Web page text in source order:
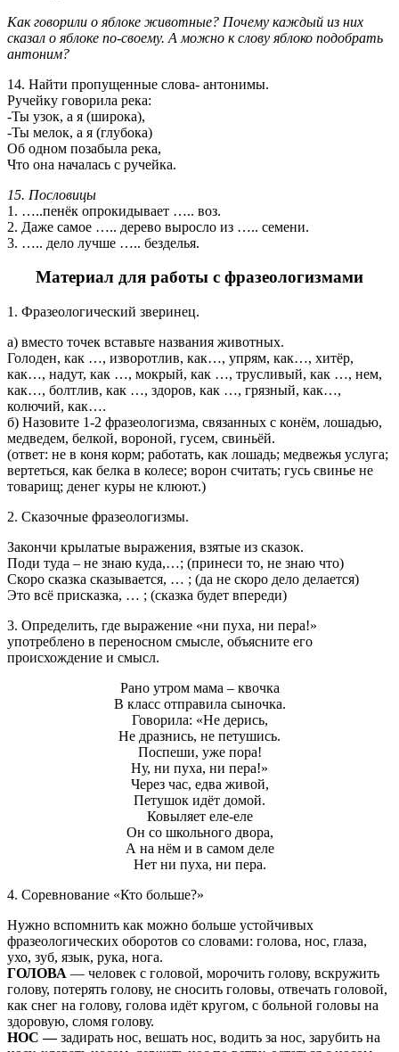
Как говорили о яблоке животные? Почему каждый из них
сказал о яблоке по-своему. А можно к слову яблоко подобрать
антоним?
14. Найти пропущенные слова- антонимы.
Ручейку говорила река:
-Ты узок, а я (широка),
-Ты мелок, а я (глубока)
Об одном позабыла река,
Что она началась с ручейка.
15. Пословицы
1. …..пенёк опрокидывает ….. воз.
2. Даже самое ….. дерево выросло из ….. семени.
3. ….. дело лучше ….. безделья.
Материал для работы с фразеологизмами
1. Фразеологический зверинец.
а) вместо точек вставьте названия животных.
Голоден, как …, изворотлив, как…, упрям, как…, хитёр,
как…, надут, как …, мокрый, как …, трусливый, как …, нем,
как…, болтлив, как …, здоров, как …, грязный, как…,
колючий, как….
б) Назовите 1-2 фразеологизма, связанных с конём, лошадью,
медведем, белкой, вороной, гусем, свиньёй.
(ответ: не в коня корм; работать, как лошадь; медвежья услуга;
вертеться, как белка в колесе; ворон считать; гусь свинье не
товарищ; денег куры не клюют.)
2. Сказочные фразеологизмы.
Закончи крылатые выражения, взятые из сказок.
Поди туда – не знаю куда,…; (принеси то, не знаю что)
Скоро сказка сказывается, … ; (да не скоро дело делается)
Это всё присказка, … ; (сказка будет впереди)
3. Определить, где выражение «ни пуха, ни пера!»
употреблено в переносном смысле, объясните его
происхождение и смысл.
Рано утром мама – квочка
В класс отправила сыночка.
Говорила: «Не дерись,
Не дразнись, не петушись.
Поспеши, уже пора!
Ну, ни пуха, ни пера!»
Через час, едва живой,
Петушок идёт домой.
Ковыляет еле-еле
Он со школьного двора,
А на нём и в самом деле
Нет ни пуха, ни пера.
4. Соревнование «Кто больше?»
Нужно вспомнить как можно больше устойчивых
фразеологических оборотов со словами: голова, нос, глаза,
ухо, зуб, язык, рука, нога.
ГОЛОВА — человек с головой, морочить голову, вскружить
голову, потерять голову, не сносить головы, отвечать головой,
как снег на голову, голова идёт кругом, с больной головы на
здоровую, сломя голову.
НОС —задирать нос, вешать нос, водить за нос, зарубить на